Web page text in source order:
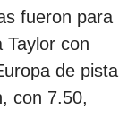
fueron para
Taylor con
de pista
con 7.50,